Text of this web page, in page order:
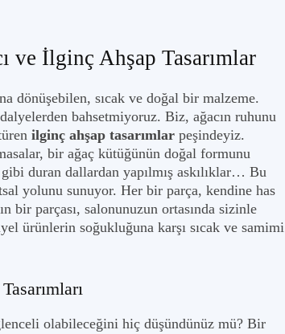
ve İlginç Ahşap Tasarımlar
dönüşebilen, sıcak ve doğal bir malzeme.
bahsetmiyoruz. Biz, ağacın ruhunu
ilginç ahşap tasarımlar peşindeyiz.
bir ağaç kütüğünün doğal formunu
duran dallardan yapılmış askılıklar… Bu
yolunu sunuyor. Her bir parça, kendine has
bir parçası, salonunuzun ortasında sizinle
ürünlerin soğukluğuna karşı sıcak ve samimi
olabileceğini hiç düşündünüz mü? Bir